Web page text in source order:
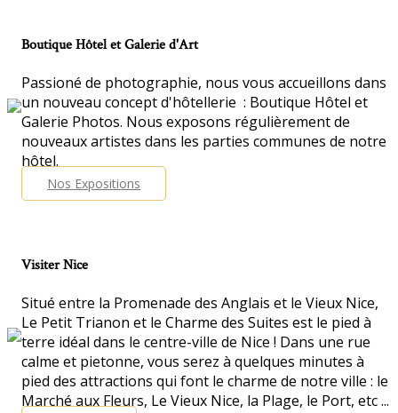
Boutique Hôtel et Galerie d'Art
Passioné de photographie, nous vous accueillons dans
un nouveau concept d'hôtellerie : Boutique Hôtel et
Galerie Photos. Nous exposons régulièrement de
nouveaux artistes dans les parties communes de notre
hôtel.
Nos Expositions
Visiter Nice
Situé entre la Promenade des Anglais et le Vieux Nice,
Le Petit Trianon et le Charme des Suites est le pied à
terre idéal dans le centre-ville de Nice ! Dans une rue
calme et pietonne, vous serez à quelques minutes à
pied des attractions qui font le charme de notre ville : le
Marché aux Fleurs, Le Vieux Nice, la Plage, le Port, etc ...